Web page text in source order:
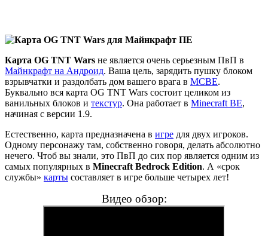
Карта OG TNT Wars не является очень серьезным ПвП в
Майнкрафт на Андроид. Ваша цель, зарядить пушку блоком
взрывчатки и раздолбать дом вашего врага в МСВЕ.
Буквально вся карта OG TNT Wars состоит целиком из
ванильных блоков и текстур. Она работает в Minecraft BE,
начиная с версии 1.9.
Естественно, карта предназначена в игре для двух игроков.
Одному персонажу там, собственно говоря, делать абсолютно
нечего. Чтоб вы знали, это ПвП до сих пор является одним из
самых популярных в MinecraftBedrock Edition. А «срок
службы» карты составляет в игре больше четырех лет!
Видео обзор: